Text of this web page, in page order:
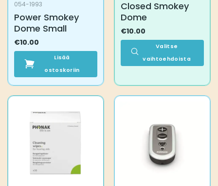
054-1993
Power Smokey
Dome Small
€10.00
Lisää
ostoskoriin
Closed Smokey
Dome
€10.00
Valitse
vaihtoehdoista
tuotteen